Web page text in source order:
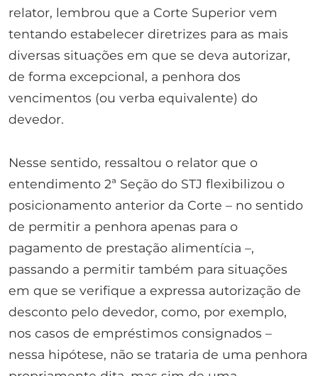
relator, lembrou que a Corte Superior vem
tentando estabelecer diretrizes para as mais
diversas situações em que se deva autorizar,
de forma excepcional, a penhora dos
vencimentos (ou verba equivalente) do
devedor.
Nesse sentido, ressaltou o relator que o
entendimento 2ª Seção do STJ flexibilizou o
posicionamento anterior da Corte – no sentido
de permitir a penhora apenas para o
pagamento de prestação alimentícia –,
passando a permitir também para situações
em que se verifique a expressa autorização de
desconto pelo devedor, como, por exemplo,
nos casos de empréstimos consignados –
nessa hipótese, não se trataria de uma penhora